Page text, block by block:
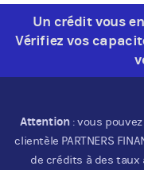
Un crédit vous
Vérifiez vos
Attention: vous
clientèle PARTNERS
de crédits à des taux